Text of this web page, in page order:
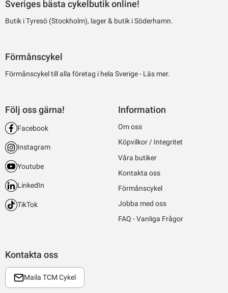
Sveriges bästa cykelbutik online!
Butik i Tyresö (Stockholm), lager & butik i Söderhamn.
Förmånscykel
Förmånscykel till alla företag i hela Sverige - Läs mer.
Kontakta oss
Maila TCM Cykel
Följ oss gärna!
Facebook
Instagram
Youtube
LinkedIn
TikTok
Information
Om oss
Köpvilkor / Integritet
Våra butiker
Kontakta oss
Förmånscykel
Jobba med oss
FAQ - Vanliga Frågor